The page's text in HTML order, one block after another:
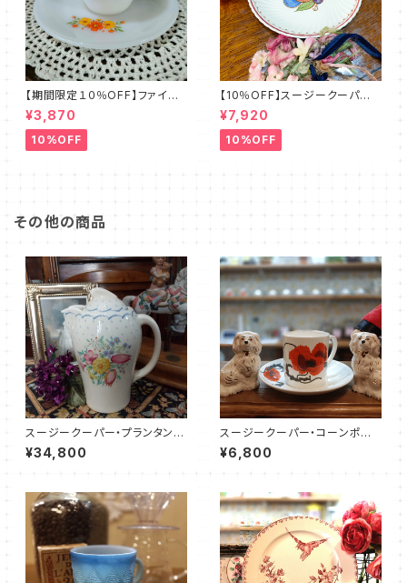
【期間限定１０％OFF】ファイア
ーキング・フラワー・カップ＆ソー
サー（FKFW0001）
¥3,870
10%OFF
【10％OFF】スージークーパー・
フルーツモチーフ・プレート（スパ
イラル）SCFM0029
¥7,920
10%OFF
その他の商品
スージークーパー・プランタン・
ポット（ブルー・19センチ）SCPR
0018
¥34,800
スージークーパー・コーンポピ
ー・カップ＆ソーサー（SCCP01
08）
¥6,800